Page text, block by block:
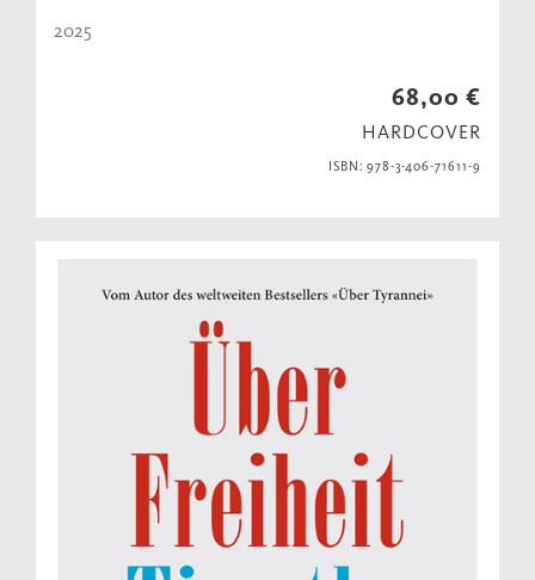
2025
68,00 €
HARDCOVER
ISBN: 978-3-406-71611-9